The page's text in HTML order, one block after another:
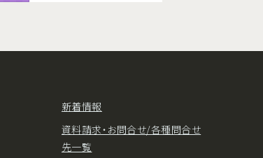
新着情報
資料請求・お問合せ/各種問合せ
先一覧